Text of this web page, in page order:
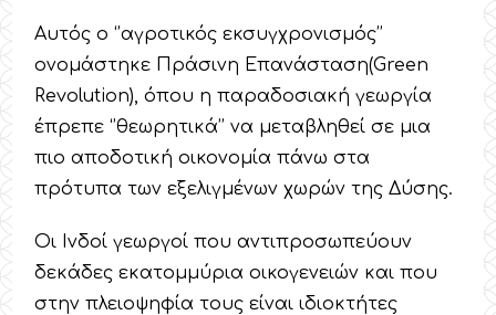
Αυτός ο ‘’αγροτικός εκσυγχρονισμός’’
ονομάστηκε Πράσινη Επανάσταση(Green
Revolution), όπου η παραδοσιακή γεωργία
έπρεπε ‘’θεωρητικά’’ να μεταβληθεί σε μια
πιο αποδοτική οικονομία πάνω στα
πρότυπα των εξελιγμένων χωρών της Δύσης.
Οι Ινδοί γεωργοί που αντιπροσωπεύουν
δεκάδες εκατομμύρια οικογενειών και που
στην πλειοψηφία τους είναι ιδιοκτήτες